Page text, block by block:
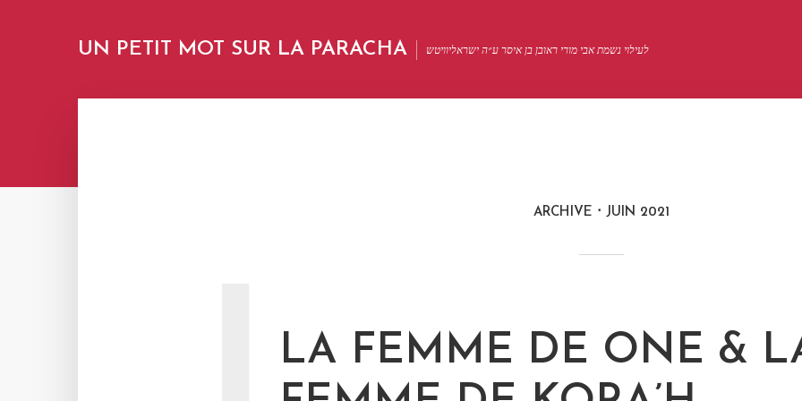
UN PETIT MOT SUR LA PARACHA לעילוי נשמת אבי מורי ראובן בן איסר ע״ה ישראליוויטש
ARCHIVE JUIN 2021
LA FEMME DE ONE &